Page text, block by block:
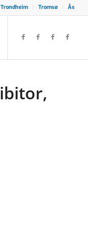
Trondheim Tromsø Ås